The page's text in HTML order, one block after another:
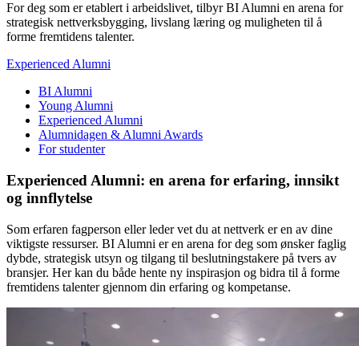
For deg som er etablert i arbeidslivet, tilbyr BI Alumni en arena for
strategisk nettverksbygging, livslang læring og muligheten til å
forme fremtidens talenter.
Experienced Alumni
BI Alumni
Young Alumni
Experienced Alumni
Alumnidagen & Alumni Awards
For studenter
Experienced Alumni: en arena for erfaring, innsikt
og innflytelse
Som erfaren fagperson eller leder vet du at nettverk er en av dine
viktigste ressurser. BI Alumni er en arena for deg som ønsker faglig
dybde, strategisk utsyn og tilgang til beslutningstakere på tvers av
bransjer. Her kan du både hente ny inspirasjon og bidra til å forme
fremtidens talenter gjennom din erfaring og kompetanse.